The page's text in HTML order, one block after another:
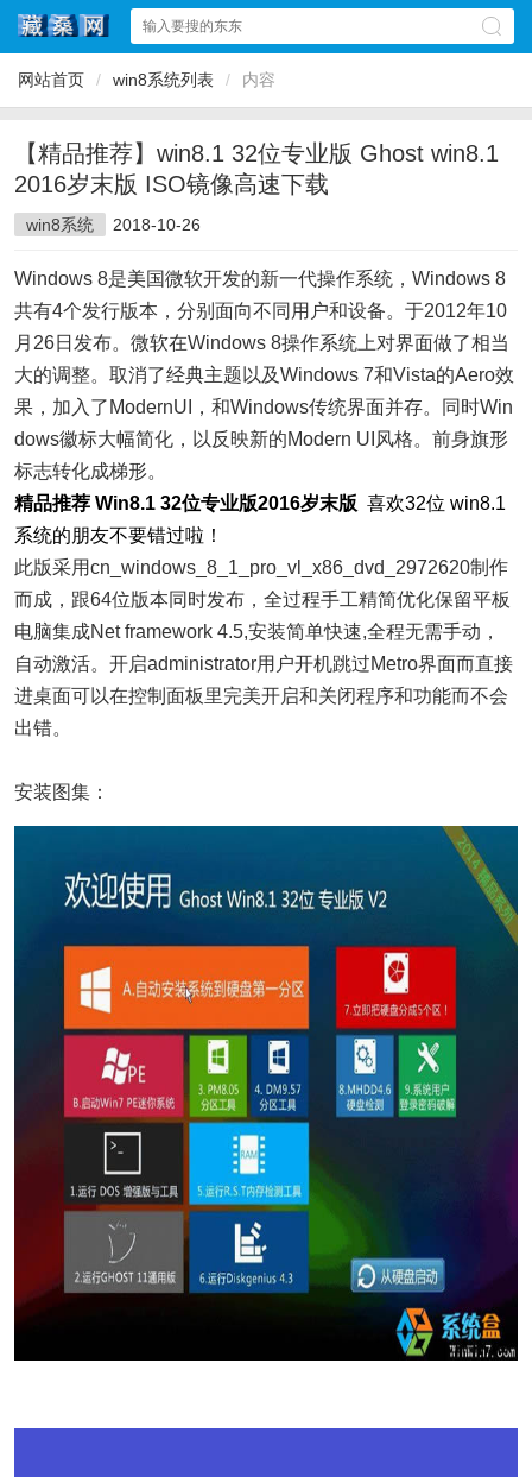
网站首页 / win8系统列表 / 内容
【精品推荐】win8.1 32位专业版 Ghost win8.1
2016岁末版 ISO镜像高速下载
win8系统 2018-10-26
Windows 8是美国微软开发的新一代操作系统，Windows 8
共有4个发行版本，分别面向不同用户和设备。于2012年10
月26日发布。微软在Windows 8操作系统上对界面做了相当
大的调整。取消了经典主题以及Windows 7和Vista的Aero效
果，加入了ModernUI，和Windows传统界面并存。同时Win
dows徽标大幅简化，以反映新的Modern UI风格。前身旗形
标志转化成梯形。
精品推荐 Win8.1 32位专业版2016岁末版 喜欢32位 win8.1
系统的朋友不要错过啦！
此版采用cn_windows_8_1_pro_vl_x86_dvd_2972620制作
而成，跟64位版本同时发布，全过程手工精简优化保留平板
电脑集成Net framework 4.5,安装简单快速,全程无需手动，
自动激活。开启administrator用户开机跳过Metro界面而直接
进桌面可以在控制面板里完美开启和关闭程序和功能而不会
出错。
安装图集：